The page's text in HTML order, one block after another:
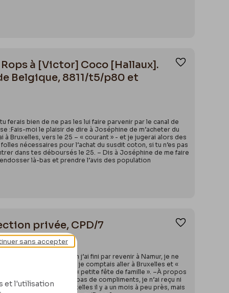
à [Victor] Coco [Hallaux].
Belgique, 8811/t5/p80 et
ferais bien de ne pas les lui faire parvenir par le canal de
:Fais-moi le plaisir de dire à Joséphine de m’acheter du
Bruxelles, vers le 25 – « courant » - et je jugerai alors des
nécessaires pour l’achat du susdit coton, si tu n’es pas
dans tes déboursés le 25. – Dis à Joséphine de me faire
là-bas et prendre l’avis des population
Ajouter
privée, CPD/7
Mon Cher Loupin j’ai fini par revenir à Namur, je ne
réponde de suite, puis je comptais aller à Bruxelles et «
des lampions de cette « petite fête de famille ». –À propos
Membre ne leur fait pas de compliments, je n’ai reçu ni
assisté.J’ai été à Bruxelles il y a un mois à peu près, mais
Ajouter
et l'utilisation
sans accepter